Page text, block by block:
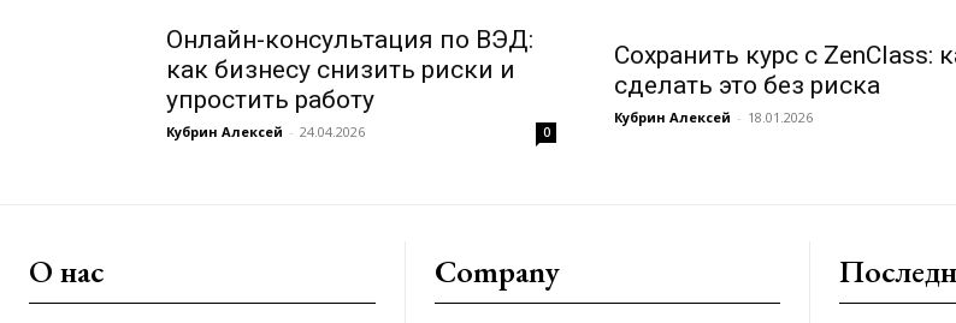
Онлайн-консультация по ВЭД:
как бизнесу снизить риски и
упростить работу
Кубрин Алексей - 24.04.2026 0
Сохранить курс с ZenClass:
сделать это без риска
Кубрин Алексей - 18.01.2026
О нас Company